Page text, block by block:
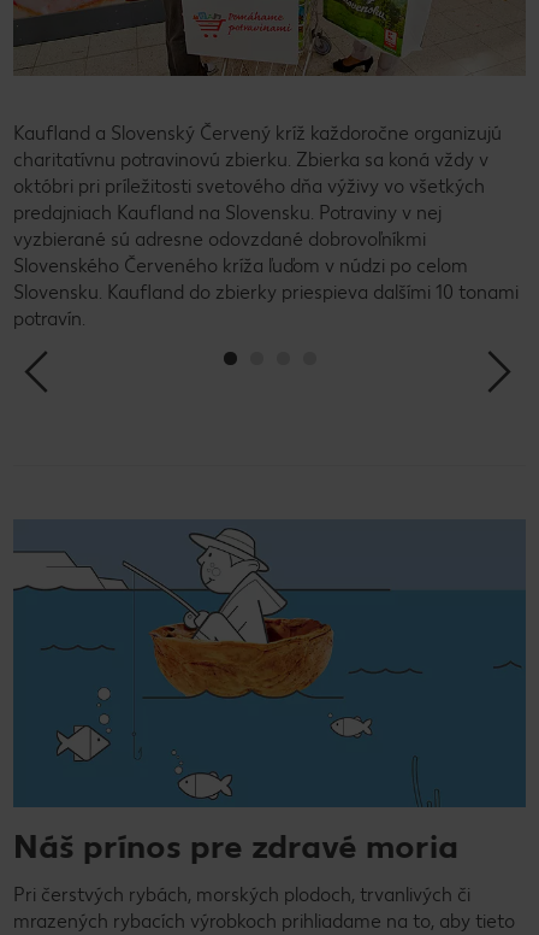
Kaufland a Slovenský Červený kríž každoročne organizujú
charitatívnu potravinovú zbierku. Zbierka sa koná vždy v
októbri pri príležitosti svetového dňa výživy vo všetkých
predajniach Kaufland na Slovensku. Potraviny v nej
vyzbierané sú adresne odovzdané dobrovoľníkmi
Slovenského Červeného kríža ľuďom v núdzi po celom
Slovensku. Kaufland do zbierky priespieva dalšími 10 tonami
potravín.
Náš prínos pre zdravé moria
Pri čerstvých rybách, morských plodoch, trvanlivých či
mrazených rybacích výrobkoch prihliadame na to, aby tieto